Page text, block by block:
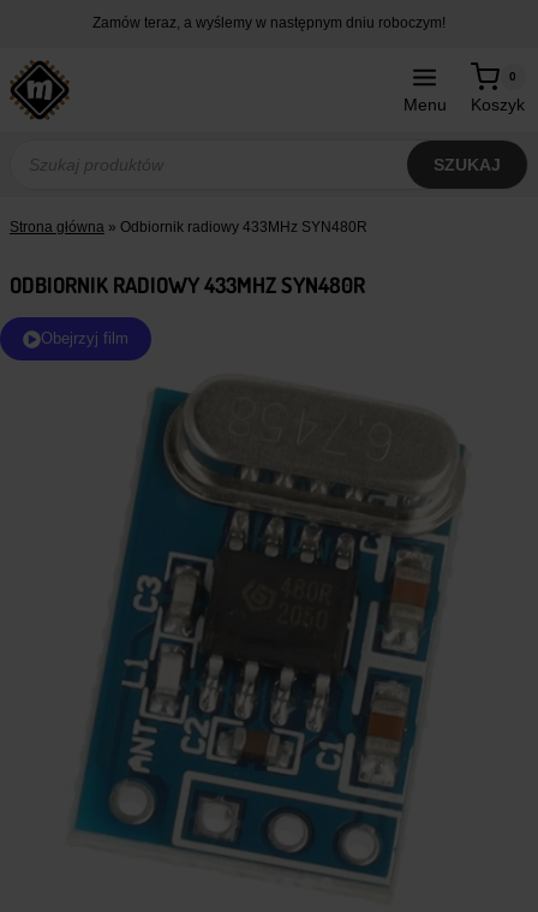
treści
Zamów teraz, a wyślemy w następnym dniu roboczym!
Menu Koszyk
0
produktów
SZUKAJ
Strona główna » Odbiornik radiowy 433MHz SYN480R
ODBIORNIK RADIOWY 433MHZ SYN480R
Obejrzyj film